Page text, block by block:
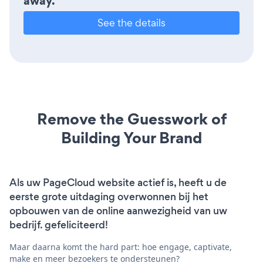
See the details
Remove the Guesswork of
Building Your Brand
Als uw PageCloud website actief is, heeft u de
eerste grote uitdaging overwonnen bij het
opbouwen van de online aanwezigheid van uw
bedrijf. gefeliciteerd!
Maar daarna komt the hard part: hoe engage, captivate,
make en meer bezoekers te ondersteunen?